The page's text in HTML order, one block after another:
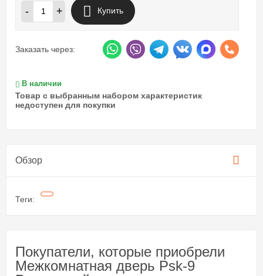
- + Купить
Заказать через:
В наличии
Товар с выбранным набором характеристик
недоступен для покупки
Обзор
Теги:
Покупатели, которые приобрели
Межкомнатная дверь Psk-9